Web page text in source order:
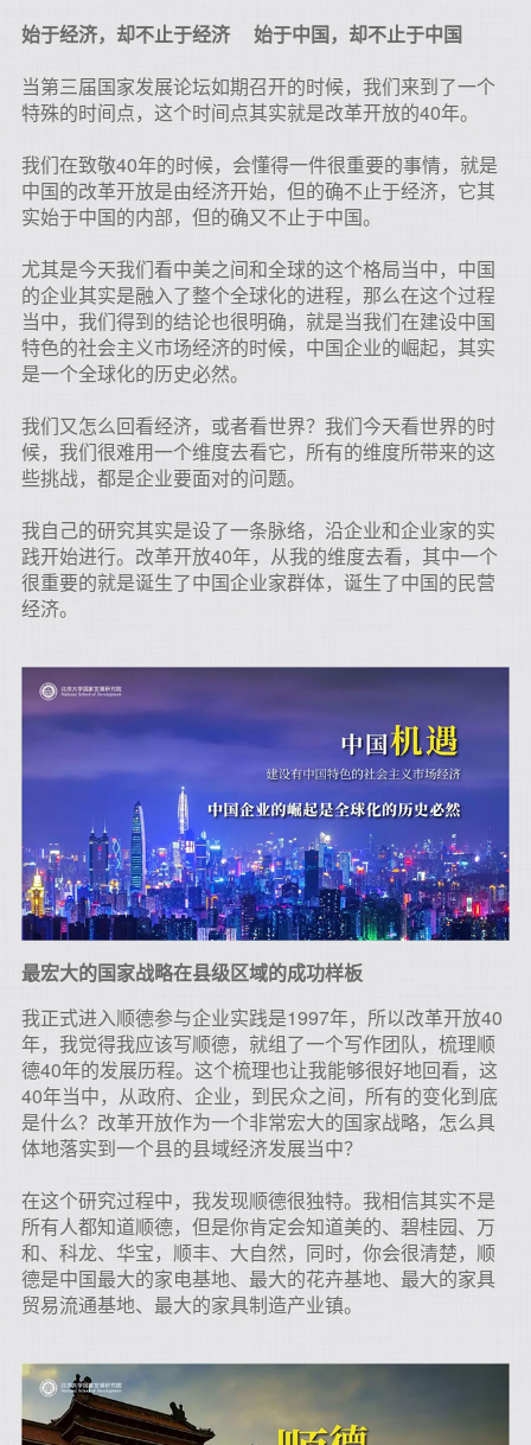
始于经济，却不止于经济 始于中国，却不止于中国
当第三届国家发展论坛如期召开的时候，我们来到了一个
特殊的时间点，这个时间点其实就是改革开放的40年。
我们在致敬40年的时候，会懂得一件很重要的事情，就是
中国的改革开放是由经济开始，但的确不止于经济，它其
实始于中国的内部，但的确又不止于中国。
尤其是今天我们看中美之间和全球的这个格局当中，中国
的企业其实是融入了整个全球化的进程，那么在这个过程
当中，我们得到的结论也很明确，就是当我们在建设中国
特色的社会主义市场经济的时候，中国企业的崛起，其实
是一个全球化的历史必然。
我们又怎么回看经济，或者看世界？我们今天看世界的时
候，我们很难用一个维度去看它，所有的维度所带来的这
些挑战，都是企业要面对的问题。
我自己的研究其实是设了一条脉络，沿企业和企业家的实
践开始进行。改革开放40年，从我的维度去看，其中一个
很重要的就是诞生了中国企业家群体，诞生了中国的民营
经济。
最宏大的国家战略在县级区域的成功样板
我正式进入顺德参与企业实践是1997年，所以改革开放40
年，我觉得我应该写顺德，就组了一个写作团队，梳理顺
德40年的发展历程。这个梳理也让我能够很好地回看，这
40年当中，从政府、企业，到民众之间，所有的变化到底
是什么？改革开放作为一个非常宏大的国家战略，怎么具
体地落实到一个县的县域经济发展当中？
在这个研究过程中，我发现顺德很独特。我相信其实不是
所有人都知道顺德，但是你肯定会知道美的、碧桂园、万
和、科龙、华宝，顺丰、大自然，同时，你会很清楚，顺
德是中国最大的家电基地、最大的花卉基地、最大的家具
贸易流通基地、最大的家具制造产业镇。